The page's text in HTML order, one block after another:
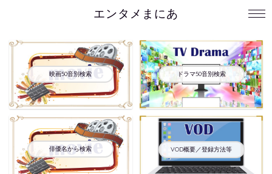
エンタメまにあ
映画50音別検索 ドラマ50音別検索
俳優名から検索 VOD概要／登録方法等